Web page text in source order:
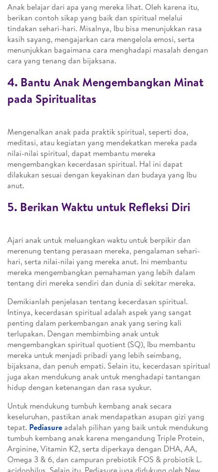
Anak belajar dari apa yang mereka lihat. Oleh karena itu,
berikan contoh sikap yang baik dan spiritual melalui
tindakan sehari-hari. Misalnya, Ibu bisa menunjukkan rasa
kasih sayang, mengajarkan cara mengelola emosi, serta
menunjukkan bagaimana cara menghadapi masalah dengan
cara yang tenang dan bijaksana.
4. Bantu Anak Mengembangkan Minat
pada Spiritualitas
Mengenalkan anak pada praktik spiritual, seperti doa,
meditasi, atau kegiatan yang mendekatkan mereka pada
nilai-nilai spiritual, dapat membantu mereka
mengembangkan kecerdasan spiritual. Hal ini dapat
dilakukan sesuai dengan keyakinan dan budaya yang Ibu
anut.
5. Berikan Waktu untuk Refleksi Diri
Ajari anak untuk meluangkan waktu untuk berpikir dan
merenung tentang perasaan mereka, pengalaman sehari-
hari, serta nilai-nilai yang mereka anut. Ini membantu
mereka mengembangkan pemahaman yang lebih dalam
tentang diri mereka sendiri dan dunia di sekitar mereka.
Demikianlah penjelasan tentang kecerdasan spiritual.
Intinya, kecerdasan spiritual adalah aspek yang sangat
penting dalam perkembangan anak yang sering kali
terlupakan. Dengan membimbing anak untuk
mengembangkan spiritual quotient (SQ), Ibu membantu
mereka untuk menjadi pribadi yang lebih seimbang,
bijaksana, dan penuh empati. Selain itu, kecerdasan spiritual
juga akan mendukung anak untuk menghadapi tantangan
hidup dengan ketenangan dan rasa syukur.
Untuk mendukung tumbuh kembang anak secara
keseluruhan, pastikan anak mendapatkan asupan gizi yang
tepat. Pediasureadalah pilihan yang baik untuk mendukung
tumbuh kembang anak karena mengandung Triple Protein,
Arginine, Vitamin K2, serta diperkaya dengan DHA, AA,
Omega 3 & 6, dan campuran prebiotik FOS & probiotik L.